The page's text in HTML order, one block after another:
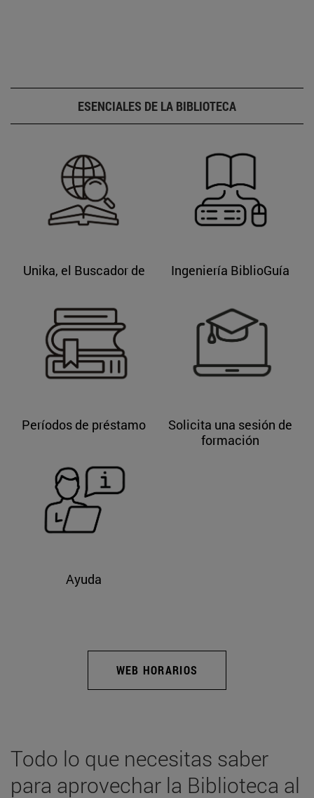
ESENCIALES DE LA BIBLIOTECA
Unika, el Buscador de
Ingeniería BiblioGuía
Períodos de préstamo
Solicita una sesión de
formación
Ayuda
WEB HORARIOS
Todo lo que necesitas saber
para aprovechar la Biblioteca al